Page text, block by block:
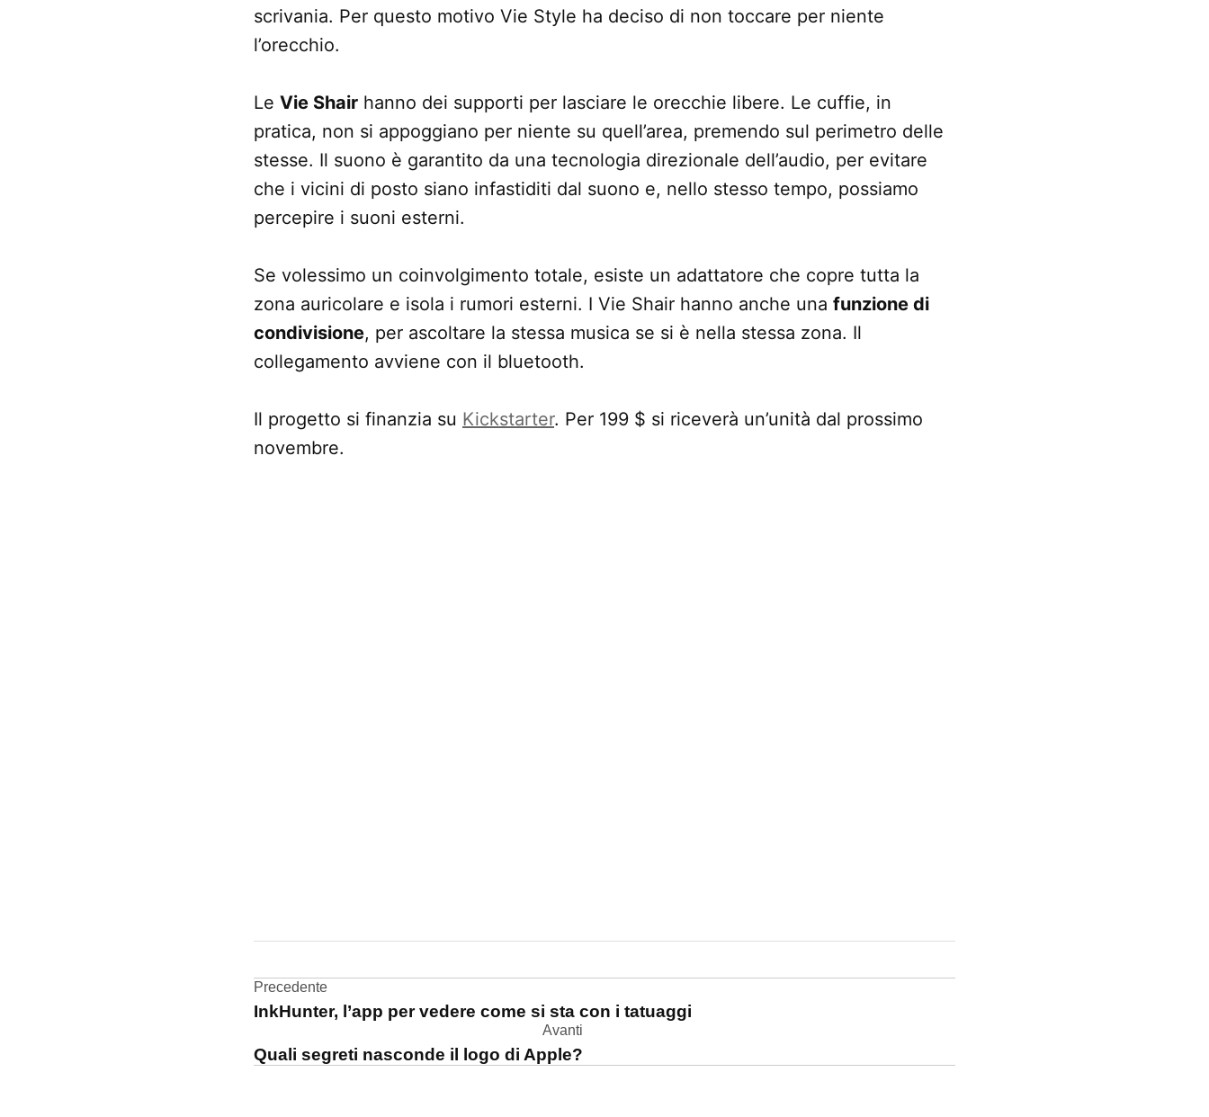
scrivania. Per questo motivo Vie Style ha deciso di non toccare per niente
l’orecchio.
Le Vie Shair hanno dei supporti per lasciare le orecchie libere. Le cuffie, in
pratica, non si appoggiano per niente su quell’area, premendo sul perimetro delle
stesse. Il suono è garantito da una tecnologia direzionale dell’audio, per evitare
che i vicini di posto siano infastiditi dal suono e, nello stesso tempo, possiamo
percepire i suoni esterni.
Se volessimo un coinvolgimento totale, esiste un adattatore che copre tutta la
zona auricolare e isola i rumori esterni. I Vie Shair hanno anche una funzione di
condivisione, per ascoltare la stessa musica se si è nella stessa zona. Il
collegamento avviene con il bluetooth.
Il progetto si finanzia su Kickstarter. Per 199 $ si riceverà un’unità dal prossimo
novembre.
Navigazione
Precedente
InkHunter, l’app per vedere come si sta con i tatuaggi
Avanti
Quali segreti nasconde il logo di Apple?